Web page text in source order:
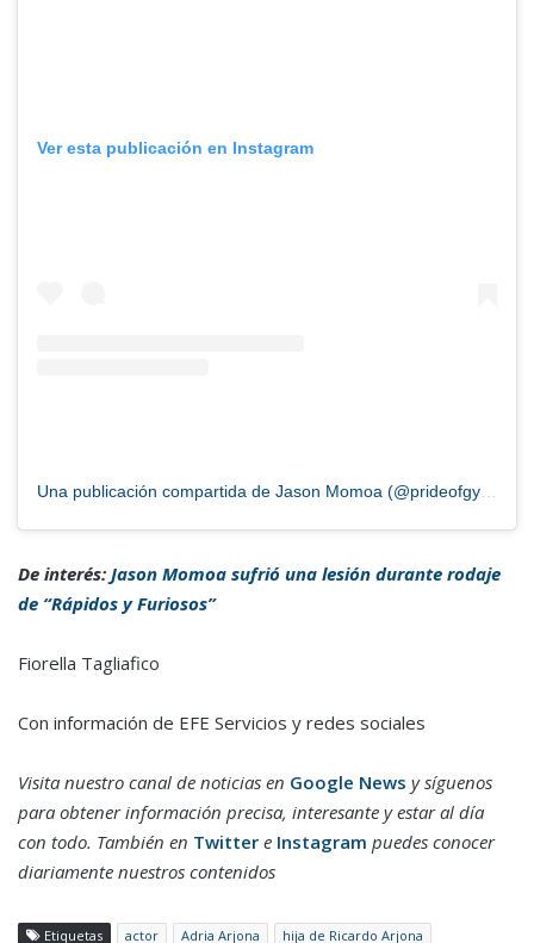
Ver esta publicación en Instagram
De interés: Jason Momoa sufrió una lesión durante rodaje
de “Rápidos y Furiosos”
Fiorella Tagliafico
Con información de EFE Servicios y redes sociales
Visita nuestro canal de noticias en Google News y síguenos
para obtener información precisa, interesante y estar al día
con todo. También en Twitter e Instagram puedes conocer
diariamente nuestros contenidos
Etiquetas actor Adria Arjona
hija de Ricardo Arjona